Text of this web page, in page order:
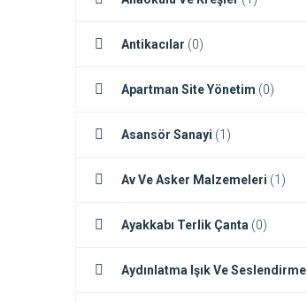
Antikacılar (0)
Apartman Site Yönetim (0)
Asansör Sanayi (1)
Av Ve Asker Malzemeleri (1)
Ayakkabı Terlik Çanta (0)
Aydınlatma Işık Ve Seslendirme